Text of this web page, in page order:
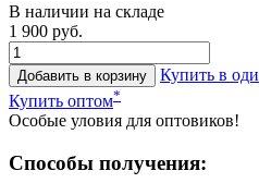
В наличии на складе
1 900 руб.
Добавить в корзину
Купить в
Купить оптом*
Особые уловия для оптовиков!
Способы получения: